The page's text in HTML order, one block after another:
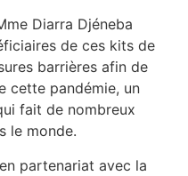
Diarra Djéneba
de ces kits de
barrières afin de
cette pandémie, un
fait de nombreux
le monde.
partenariat avec la